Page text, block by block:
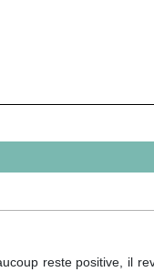
reste positive, il